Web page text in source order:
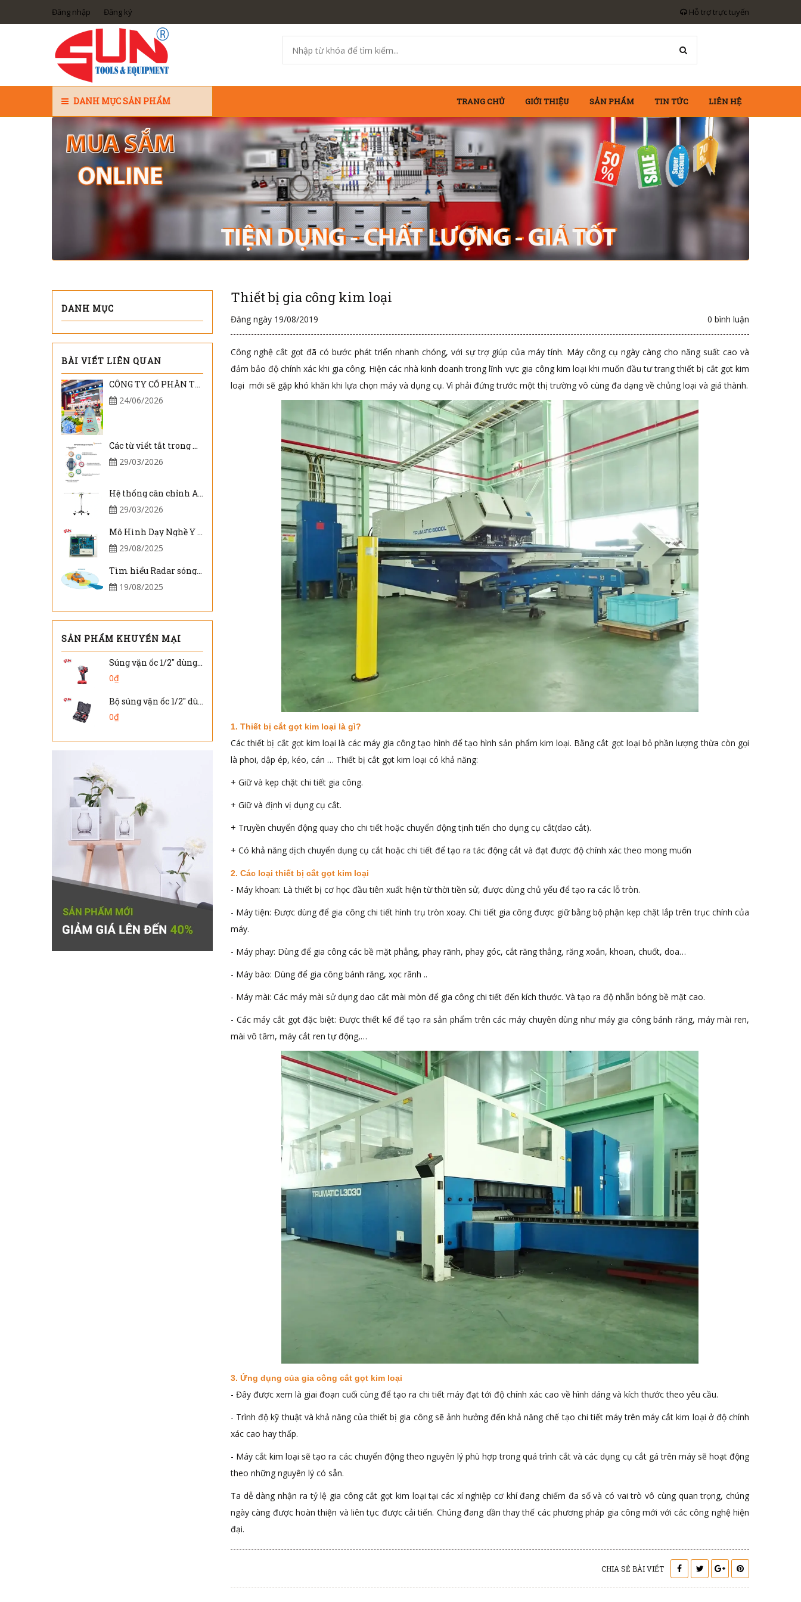
Đăng nhập Đăng ký Hỗ trợ trực tuyến
DANH MỤC SẢN PHẨM TRANG CHỦ GIỚI THIỆU SẢN PHẨM TIN TỨC LIÊN HỆ
Thiết bị gia công kim loại
Đăng ngày 19/08/2019 0 bình luận
Công nghệ cắt gọt đã có bước phát triển nhanh chóng, với sự trợ giúp của máy tính. Máy công cụ ngày càng cho năng suất cao và
đảm bảo độ chính xác khi gia công. Hiện các nhà kinh doanh trong lĩnh vực gia công kim loại khi muốn đầu tư trang thiết bị cắt gọt kim
loại mới sẽ gặp khó khăn khi lựa chọn máy và dụng cụ. Vì phải đứng trước một thị trường vô cùng đa dạng về chủng loại và giá thành.
1. Thiết bị cắt gọt kim loại là gì?
Các thiết bị cắt gọt kim loại là các máy gia công tạo hình để tạo hình sản phẩm kim loại. Bằng cắt gọt loại bỏ phần lượng thừa còn gọi
là phoi, dập ép, kéo, cán … Thiết bị cắt gọt kim loại có khả năng:
+ Giữ và kẹp chặt chi tiết gia công.
+ Giữ và định vị dụng cụ cắt.
+ Truyền chuyển động quay cho chi tiết hoặc chuyển động tịnh tiến cho dụng cụ cắt(dao cắt).
+ Có khả năng dịch chuyển dụng cụ cắt hoặc chi tiết để tạo ra tác động cắt và đạt được độ chính xác theo mong muốn
2. Các loại thiết bị cắt gọt kim loại
- Máy khoan: Là thiết bị cơ học đầu tiên xuất hiện từ thời tiền sử, được dùng chủ yếu để tạo ra các lỗ tròn.
- Máy tiện: Được dùng để gia công chi tiết hình trụ tròn xoay. Chi tiết gia công được giữ bằng bộ phận kẹp chặt lắp trên trục chính của
máy.
- Máy phay: Dùng để gia công các bề mặt phẳng, phay rãnh, phay góc, cắt răng thẳng, răng xoắn, khoan, chuốt, doa…
- Máy bào: Dùng để gia công bánh răng, xọc rãnh ..
- Máy mài: Các máy mài sử dụng dao cắt mài mòn để gia công chi tiết đến kích thước. Và tạo ra độ nhẵn bóng bề mặt cao.
- Các máy cắt gọt đặc biệt: Được thiết kế để tạo ra sản phẩm trên các máy chuyên dùng như máy gia công bánh răng, máy mài ren,
mài vô tâm, máy cắt ren tự động,…
3. Ứng dụng của gia công cắt gọt kim loại
- Đây được xem là giai đoạn cuối cùng để tạo ra chi tiết máy đạt tới độ chính xác cao về hình dáng và kích thước theo yêu cầu.
- Trình độ kỹ thuật và khả năng của thiết bị gia công sẽ ảnh hưởng đến khả năng chế tạo chi tiết máy trên máy cắt kim loại ở độ chính
xác cao hay thấp.
- Máy cắt kim loại sẽ tạo ra các chuyển động theo nguyên lý phù hợp trong quá trình cắt và các dụng cụ cắt gá trên máy sẽ hoạt động
theo những nguyên lý có sẵn.
Ta dễ dàng nhận ra tỷ lệ gia công cắt gọt kim loại tại các xí nghiệp cơ khí đang chiếm đa số và có vai trò vô cùng quan trọng, chúng
ngày càng được hoàn thiện và liên tục được cải tiến. Chúng đang dần thay thế các phương pháp gia công mới với các công nghệ hiện
đại.
CHIA SẺ BÀI VIẾT
DANH MỤC
BÀI VIẾT LIÊN QUAN
CÔNG TY CỔ PHẦN THIẾT BỊ SUN – NHÀ TÀI TRỢ VÀNG ĐỒNG HÀNH CÙNG SMART MOBILITY RACING 2026
24/06/2026
Các từ viết tắt trong hệ thống ADAS trên xe ôtô
29/03/2026
Hệ thống cân chỉnh ADAS trên xe ôtô
29/03/2026
Mô Hình Dạy Nghề Y Sinh – Giải Pháp Đào Tạo Thực Hành Hiệu Quả
29/08/2025
Tìm hiểu Radar sóng milimet cho xe tự lái là gì ?
19/08/2025
SẢN PHẨM KHUYẾN MẠI
Súng vặn ốc 1/2" dùng pin DW-404 ( Chỉ thân máy )
0₫
Bộ súng vặn ốc 1/2" dùng pin DW-401V
0₫